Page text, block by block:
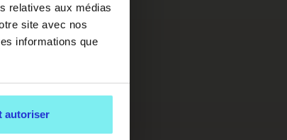
relatives aux médias
site avec nos
informations que
autoriser